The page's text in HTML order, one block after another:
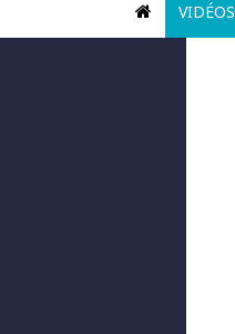
VIDÉOS